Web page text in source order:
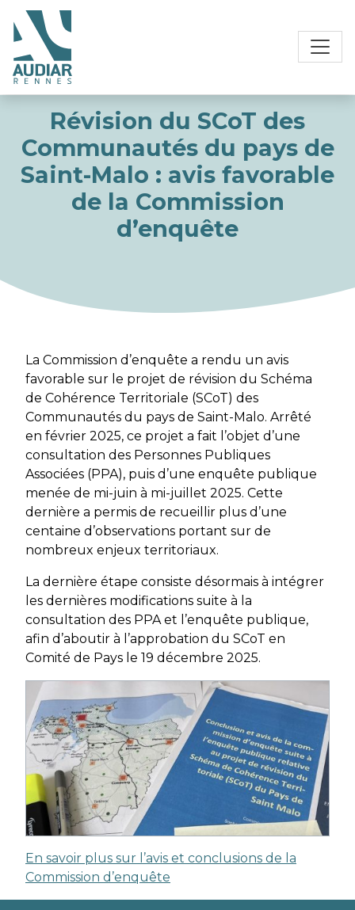
Révision du SCoT des
Communautés du pays de
Saint-Malo : avis favorable
de la Commission
d’enquête
La Commission d’enquête a rendu un avis
favorable sur le projet de révision du Schéma
de Cohérence Territoriale (SCoT) des
Communautés du pays de Saint-Malo. Arrêté
en février 2025, ce projet a fait l’objet d’une
consultation des Personnes Publiques
Associées (PPA), puis d’une enquête publique
menée de mi-juin à mi-juillet 2025. Cette
dernière a permis de recueillir plus d’une
centaine d’observations portant sur de
nombreux enjeux territoriaux.
La dernière étape consiste désormais à intégrer
les dernières modifications suite à la
consultation des PPA et l’enquête publique,
afin d’aboutir à l’approbation du SCoT en
Comité de Pays le 19 décembre 2025.
En savoir plus sur l’avis et conclusions de la
Commission d’enquête